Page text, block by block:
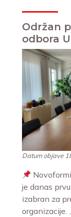
Održan
odbora
Datum objave
je danas
izabran za
organizacije.